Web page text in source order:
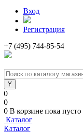
Вход
Регистрация
+7 (495) 744-85-54
0
0
0 В корзине пока пусто
Каталог
Каталог